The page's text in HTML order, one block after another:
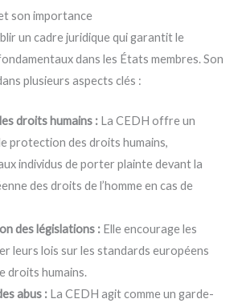
son importance
un cadre juridique qui garantit le
dans les États membres. Son
plusieurs aspects clés :
droits humains : La CEDH offre un
protection des droits humains,
individus de porter plainte devant la
des droits de l’homme en cas de
des législations : Elle encourage les
leurs lois sur les standards européens
droits humains.
abus : La CEDH agit comme un garde-